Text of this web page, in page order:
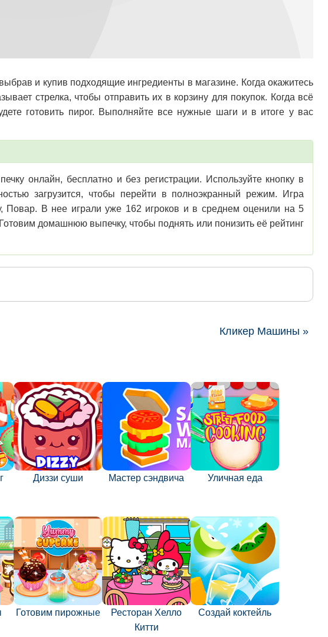
и купив подходящие ингредиенты в магазине. Когда окажитесь
стрелка, чтобы отправить их в корзину для покупок. Когда всё
готовить пирог. Выполняйте все нужные шаги и в итоге у вас
онлайн, бесплатно и без регистрации. Используйте кнопку в
загрузится, чтобы перейти в полноэкранный режим. Игра
Повар. В нее играли уже 162 игроков и в среднем оценили на 5
домашнюю выпечку, чтобы поднять или понизить её рейтинг
Кликер Машины »
Диззи суши Мастер сэндвича Уличная еда
Готовим пирожные
Ресторан Хелло
Китти
Создай коктейль